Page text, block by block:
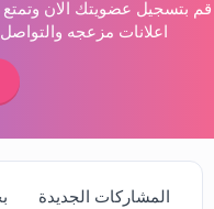
قم بتسجيل عضويتك الان
اعلانات مزعجه
المشاركات الجديدة